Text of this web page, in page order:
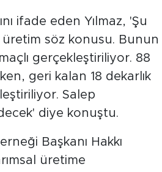
ifade eden Yılmaz, 'Şu
üretim söz konusu. Bunun
gerçekleştiriliyor. 88
geri kalan 18 dekarlık
Salep
diye konuştu.
Başkanı Hakkı
üretime